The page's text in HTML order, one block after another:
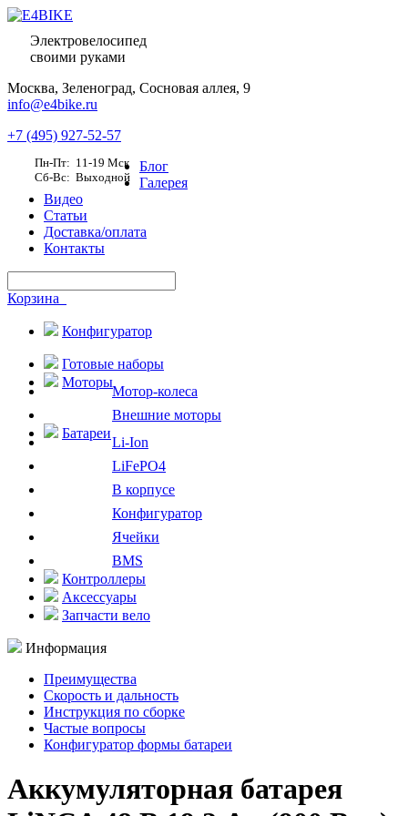
Электровелосипед
своими руками
Москва, Зеленоград, Сосновая аллея, 9
info@e4bike.ru
+7 (495) 927-52-57
Пн-Пт: 11-19 Мск
Сб-Вс: Выходной
Блог
Галерея
Видео
Статьи
Доставка/оплата
Контакты
Корзина
Конфигуратор
Готовые наборы
Моторы
Мотор-колеса
Внешние моторы
Батареи
Li-Ion
LiFePO4
В корпусе
Конфигуратор
Ячейки
BMS
Контроллеры
Аксессуары
Запчасти вело
Информация
Преимущества
Скорость и дальность
Инструкция по сборке
Частые вопросы
Конфигуратор формы батареи
Аккумуляторная батарея